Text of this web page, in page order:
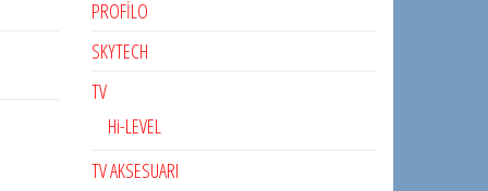
PROFİLO
SKYTECH
TV
Hi-LEVEL
TV AKSESUARI